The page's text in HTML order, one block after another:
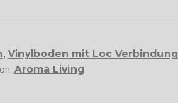
, Vinylboden mit Loc Verbindung
Aroma Living